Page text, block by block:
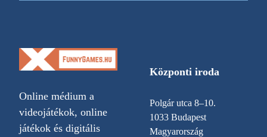
Online médium a
videojátékok, online
játékok és digitális
Központi iroda
Polgár utca 8–10.
1033 Budapest
Magyarország